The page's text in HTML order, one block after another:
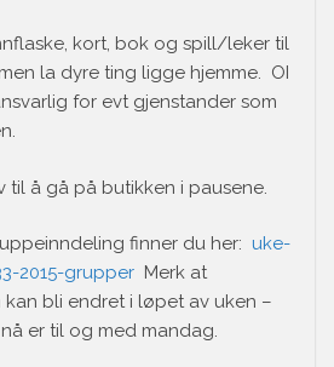
kort, bok og spill/leker til
la dyre ting ligge hjemme. OI
for evt gjenstander som
til å gå på butikken i pausene.
finner du her: uke-
2015-grupper Merk at
bli endret i løpet av uken –
er til og med mandag.